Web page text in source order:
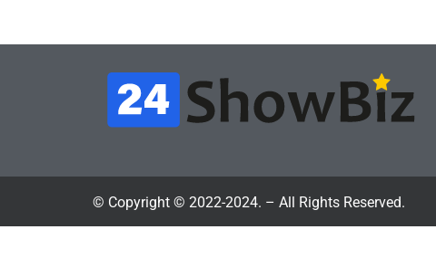
© Copyright © 2022-2024. – All Rights Reserved.